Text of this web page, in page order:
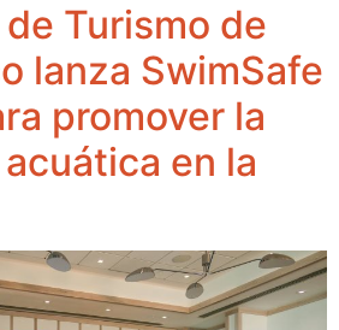
Turismo de
lanza SwimSafe
promover la
en la